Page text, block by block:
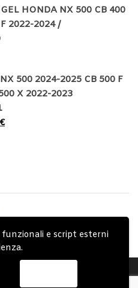
e script esterni
HONDA NX 500 CB 400
2022-2024 /
500 2024-2025 CB 500 F
X 2022-2023
€